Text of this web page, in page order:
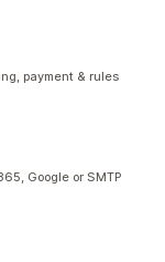
payment & rules
Google or SMTP